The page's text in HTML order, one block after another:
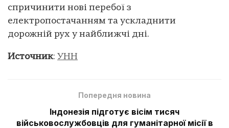
спричинити нові перебої з
електропостачанням та ускладнити
дорожній рух у найближчі дні.
Источник: УНН
Попередня новина
Індонезія підготує вісім тисяч
військовослужбовців для гуманітарної місії в